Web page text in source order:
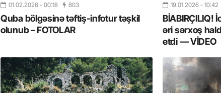
01.02.2026 - 00:18 803
Quba bölgəsinə təftiş-infotur təşkil
olunub – FOTOLAR
19.01.2026 - 10:42
BİABIRÇILIQ!
əri sərxoş
etdi — VİDEO